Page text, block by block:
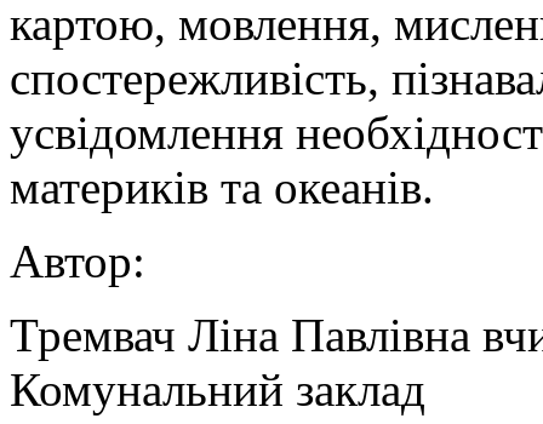
картою, мовлення,
спостережливість,
усвідомлення
материків та океанів.
Автор:
Тремвач Ліна Павлівна
Комунальний заклад